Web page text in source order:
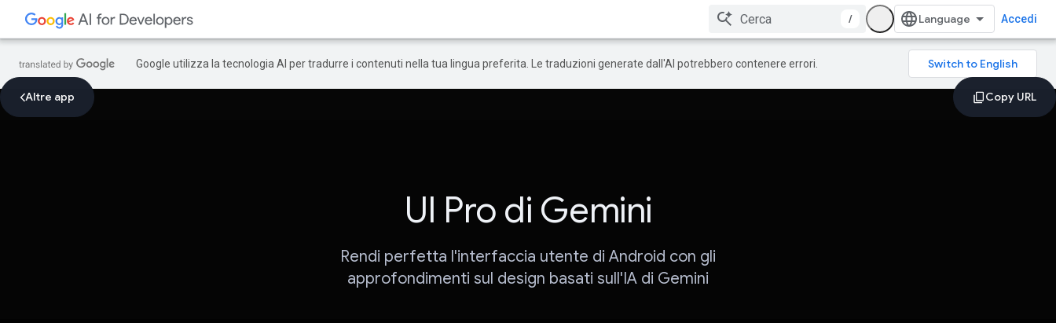
/ Accedi
Google utilizza la tecnologia AI per tradurre i contenuti nella tua lingua preferita. Le traduzioni generate dall'AI potrebbero contenere errori.
Altre app
UI Pro di Gemini
Rendi perfetta l'interfaccia utente di Android con gli
approfondimenti sul design basati sull'IA di Gemini